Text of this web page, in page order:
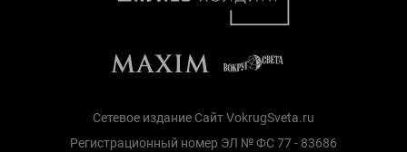
Сетевое издание Сайт VokrugSveta.ru
Регистрационный номер ЭЛ № ФС 77 - 83686